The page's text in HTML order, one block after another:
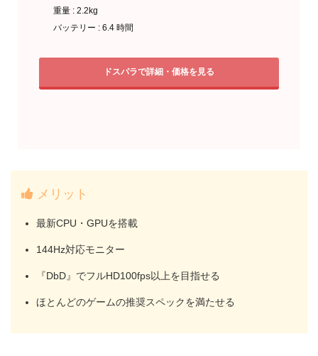
重量 : 2.2kg
バッテリー : 6.4 時間
ドスパラで詳細・価格を見る
メリット
最新CPU・GPUを搭載
144Hz対応モニター
『DbD』でフルHD100fps以上を目指せる
ほとんどのゲームの推奨スペックを満たせる